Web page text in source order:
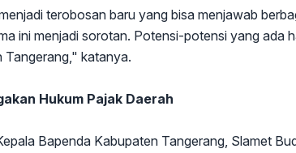
terobosan baru yang bisa menjawab
ini menjadi sorotan. Potensi-potensi yang ada
Tangerang," katanya.
Hukum Pajak Daerah
Bapenda Kabupaten Tangerang, Slamet